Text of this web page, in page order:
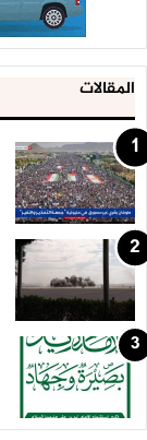
المقالات